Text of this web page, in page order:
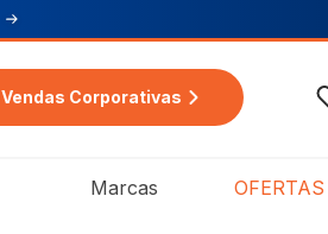
Vendas Corporativas
Marcas OFERTAS